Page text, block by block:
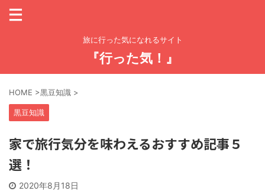
旅に行った気になれるサイト
『行った気！』
HOME >黒豆知識 >
黒豆知識
家で旅行気分を味わえるおすすめ記事５
選！
2020年8月18日